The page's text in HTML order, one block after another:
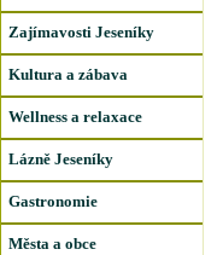
Zajímavosti Jeseníky
Kultura a zábava
Wellness a relaxace
Lázně Jeseníky
Gastronomie
Města a obce